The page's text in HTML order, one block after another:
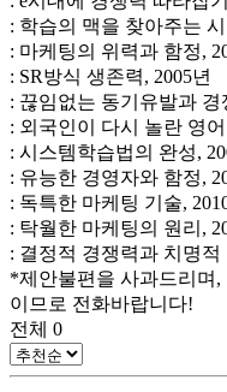
: 학습의 맥을 찾아주는
: 마케팅의 위력과 함정,
: SR방식 생존력, 2005년
: 끊임없는 동기유발과 경
: 외국인이 다시 놀란 영
: 시스템학습법의 완성,
: 유능한 경영자와 함정,
: 독특한 마케팅 기술,
: 탁월한 마케팅의 원리,
: 결정적 경쟁력과 치명적
*제안불편을 사과드리며,
이므로 전화바랍니다!
전체 0